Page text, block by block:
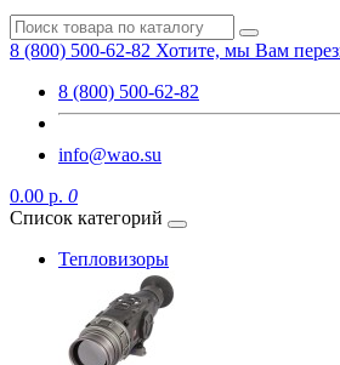
8 (800) 500-62-82 Хотите, мы Вам
8 (800) 500-62-82
info@wao.su
0.00 р. 0
Список категорий
Тепловизоры